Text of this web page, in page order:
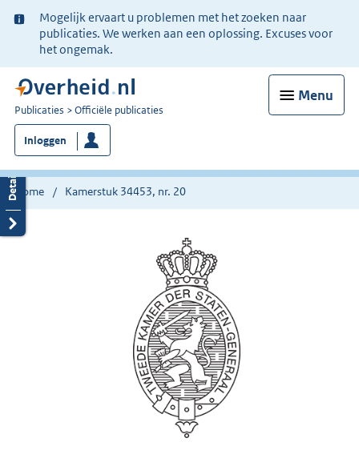
Ter
informatie:
Mogelijk ervaart u problemen met het zoeken naar
publicaties. We werken aan een oplossing. Excuses voor
het ongemak.
Menu
U
bent
nu
hier:
Publicaties Officiële publicaties
Inloggen
Home Kamerstuk 34453, nr. 20